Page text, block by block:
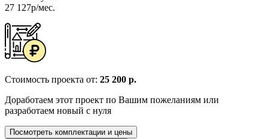
27 127р/мес.
Стоимость проекта от: 25 200 р.
Доработаем этот проект по Вашим пожеланиям или
разработаем новый с нуля
Посмотреть комплектации и цены